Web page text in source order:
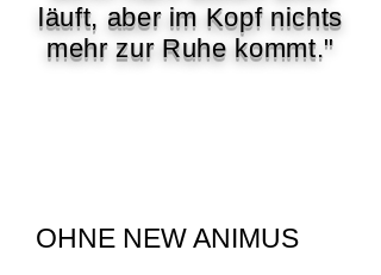
läuft, aber im Kopf nichts
mehr zur Ruhe kommt."
OHNE NEW ANIMUS